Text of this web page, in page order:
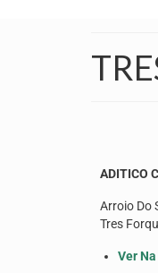
ADITICO
Arroio Do
Tres
Ver